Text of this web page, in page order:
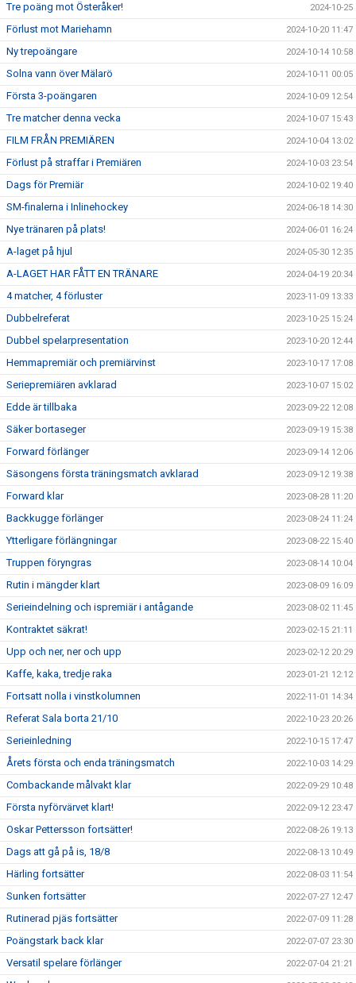
Tre poäng mot Österåker! 2024-10-25
Förlust mot Mariehamn 2024-10-20 11:47
Ny trepoängare 2024-10-14 10:58
Solna vann över Mälarö 2024-10-11 00:05
Första 3-poängaren 2024-10-09 12:54
Tre matcher denna vecka 2024-10-07 15:43
FILM FRÅN PREMIÄREN 2024-10-04 13:02
Förlust på straffar i Premiären 2024-10-03 23:54
Dags för Premiär 2024-10-02 19:40
SM-finalerna i Inlinehockey 2024-06-18 14:30
Nye tränaren på plats! 2024-06-01 16:24
A-laget på hjul 2024-05-30 12:35
A-LAGET HAR FÅTT EN TRÄNARE 2024-04-19 20:34
4 matcher, 4 förluster 2023-11-09 13:33
Dubbelreferat 2023-10-25 15:24
Dubbel spelarpresentation 2023-10-20 12:44
Hemmapremiär och premiärvinst 2023-10-17 17:08
Seriepremiären avklarad 2023-10-07 15:02
Edde är tillbaka 2023-09-22 12:08
Säker bortaseger 2023-09-19 15:38
Forward förlänger 2023-09-14 12:06
Säsongens första träningsmatch avklarad 2023-09-12 19:38
Forward klar 2023-08-28 11:20
Backkugge förlänger 2023-08-24 11:24
Ytterligare förlängningar 2023-08-22 15:40
Truppen föryngras 2023-08-14 10:04
Rutin i mängder klart 2023-08-09 16:09
Serieindelning och ispremiär i antågande 2023-08-02 11:45
Kontraktet säkrat! 2023-02-15 21:11
Upp och ner, ner och upp 2023-02-12 20:29
Kaffe, kaka, tredje raka 2023-01-21 12:12
Fortsatt nolla i vinstkolumnen 2022-11-01 14:34
Referat Sala borta 21/10 2022-10-23 20:26
Serieinledning 2022-10-15 17:47
Årets första och enda träningsmatch 2022-10-03 14:29
Combackande målvakt klar 2022-09-29 10:48
Första nyförvärvet klart! 2022-09-12 23:47
Oskar Pettersson fortsätter! 2022-08-26 19:13
Dags att gå på is, 18/8 2022-08-13 10:49
Härling fortsätter 2022-08-03 11:54
Sunken fortsätter 2022-07-27 12:47
Rutinerad pjäs fortsätter 2022-07-09 11:28
Poängstark back klar 2022-07-07 23:30
Versatil spelare förlänger 2022-07-04 21:21